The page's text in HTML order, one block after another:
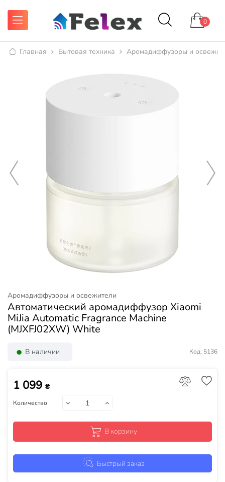
0
Главная Бытовая техника Аромадиффузоры и
Аромадиффузоры и освежители
Автоматический аромадиффузор Xiaomi
MiJia Automatic Fragrance Machine
(MJXFJ02XW) White
В наличии Код: 5136
1 099 ₴
Количество
В корзину
Быстрый заказ